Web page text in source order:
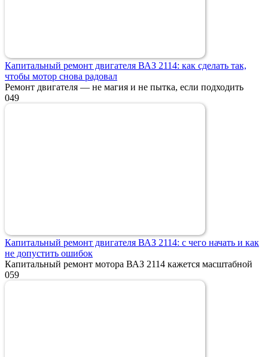
Капитальный ремонт двигателя ВАЗ 2114: как сделать так,
чтобы мотор снова радовал
Ремонт двигателя — не магия и не пытка, если подходить
049
Капитальный ремонт двигателя ВАЗ 2114: с чего начать и как
не допустить ошибок
Капитальный ремонт мотора ВАЗ 2114 кажется масштабной
059